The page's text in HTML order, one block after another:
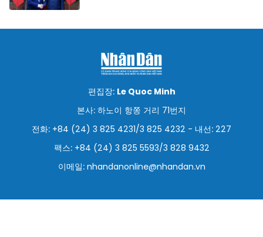
편집장: Le Quoc Minh
본사: 하노이 항쫑 거리 71번지
전화: +84 (24) 3 825 4231/3 825 4232 - 내선: 227
팩스: +84 (24) 3 825 5593/3 828 9432
이메일: nhandanonline@nhandan.vn